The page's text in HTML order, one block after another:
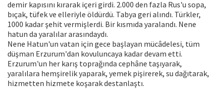
demir kapısını kırarak içeri girdi. 2.000 den fazla Rus'u sopa,
bıçak, tüfek ve elleriyle öldürdü. Tabya geri alındı. Türkler,
1000 kadar şehit vermişlerdi. Bir kısmıda yaralandı. Nene
hatun da yaralılar arasındaydı.
Nene Hatun'un vatan için gece başlayan mücâdelesi, tüm
düşman Erzurum'dan kovuluncaya kadar devam etti.
Erzurum'un her karış toprağında cephâne taşıyarak,
yaralılara hemşirelik yaparak, yemek pişirerek, su dağıtarak,
hizmetten hizmete koşarak destanlaştı.